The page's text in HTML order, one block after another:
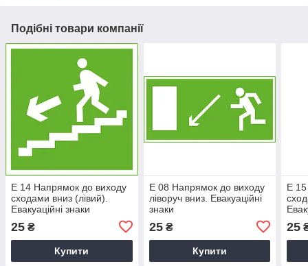
Подібні товари компанії
E 14 Напрямок до виходу
сходами вниз (лівий).
Евакуаційні знаки
25 ₴
Купити
E 08 Напрямок до виходу
ліворуч вниз. Евакуаційні
знаки
25₴
Купити
E
25